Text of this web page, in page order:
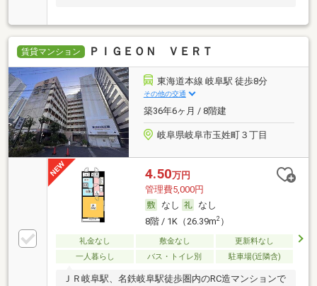
賃貸マンション ＰＩＧＥＯＮ ＶＥＲＴ
東海道本線 岐阜駅 徒歩8分
その他の交通
築36年6ヶ月 / 8階建
岐阜県岐阜市玉姓町３丁目
4.50万円
管理費5,000円
なし
なし
8階 / 1K（26.39m2）
礼金なし 敷金なし
更新料なし
一人暮らし
バス・トイレ別 駐車場(近隣含)
ＪＲ岐阜駅、名鉄岐阜駅徒歩圏内のRC造マンションで